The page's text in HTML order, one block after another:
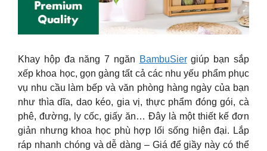
Khay hộp đa năng 7 ngăn BambuSiergiúp bạn sắp
xếp khoa học, gọn gàng tất cả các nhu yếu phẩm phục
vụ nhu cầu làm bếp và văn phòng hàng ngày của bạn
như thìa dĩa, dao kéo, gia vị, thực phẩm đóng gói, cà
phê, đường, ly cốc, giấy ăn… Đây là một thiết kế đơn
giản nhưng khoa học phù hợp lối sống hiện đại. Lắp
ráp nhanh chóng và dễ dàng – Giá để giầy này có thể